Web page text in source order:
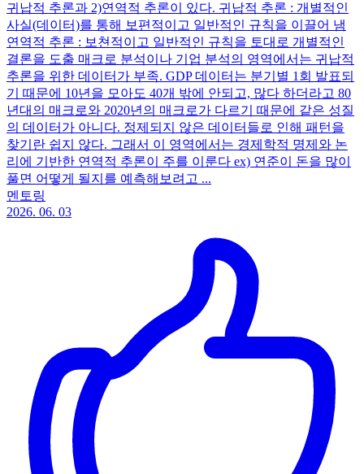
귀납적 추론과 2)연역적 추론이 있다. 귀납적 추론 : 개별적인
사실(데이터)를 통해 보편적이고 일반적인 규칙을 이끌어 냄
연역적 추론 : 보쳔적이고 일반적인 규칙을 토대로 개별적인
결론을 도출 매크로 분석이나 기업 분석의 영역에서는 귀납적
추론을 위한 데이터가 부족. GDP 데이터는 분기별 1회 발표되
기 때문에 10년을 모아도 40개 밖에 안되고, 많다 하더라고 80
년대의 매크로와 2020년의 매크로가 다르기 때문에 같은 성질
의 데이터가 아니다. 정제되지 않은 데이터들로 인해 패턴을
찾기란 쉽지 않다. 그래서 이 영역에서는 경제학적 명제와 논
리에 기반한 연역적 추론이 주를 이룬다 ex) 연준이 돈을 많이
풀면 어떻게 될지를 예측해보려고 ...
멘토링
2026. 06. 03